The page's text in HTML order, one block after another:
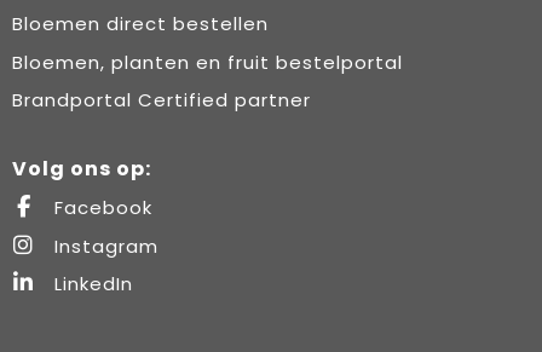
Bloemen direct bestellen
Bloemen, planten en fruit bestelportal
Brandportal Certified partner
Volg ons op:
Facebook
Instagram
LinkedIn